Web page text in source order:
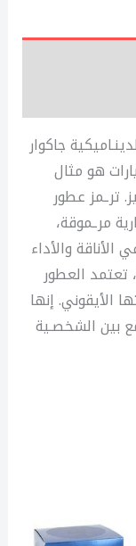
جاكوار
هو مثال
ترـمز عطور
مرـموقة،
والأداء
تعتمد العطور
الأيقوني. إنها
بين الشخصـية